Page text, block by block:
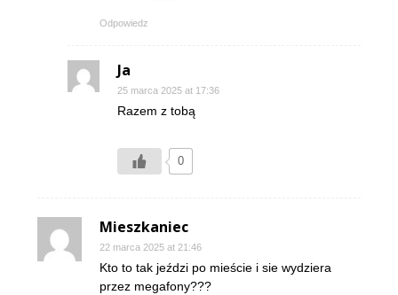
Odpowiedz
Ja
25 marca 2025 at 17:36
Razem z tobą
0
Mieszkaniec
22 marca 2025 at 21:46
Kto to tak jeździ po mieście i sie wydziera
przez megafony???